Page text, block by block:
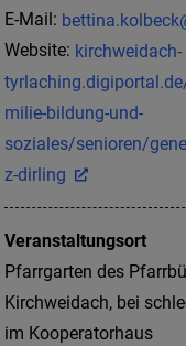
E-Mail:
Website: kirchweidach-
milie-bildung-und-
soziales/senioren/
z-dirling
Veranstaltungsort
Pfarrgarten des
Kirchweidach, bei
im Kooperatorhaus